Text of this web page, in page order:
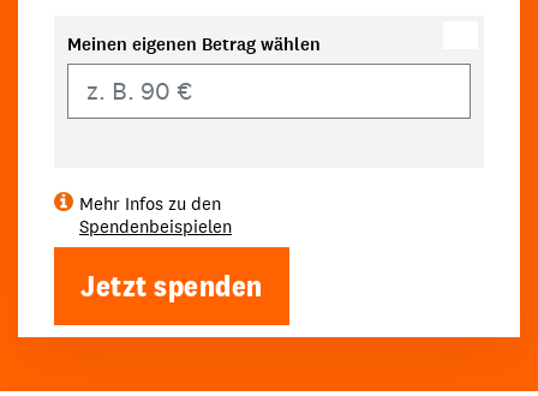
Meinen eigenen Betrag wählen
Mehr Infos zu den
Spendenbeispielen
Jetzt spenden